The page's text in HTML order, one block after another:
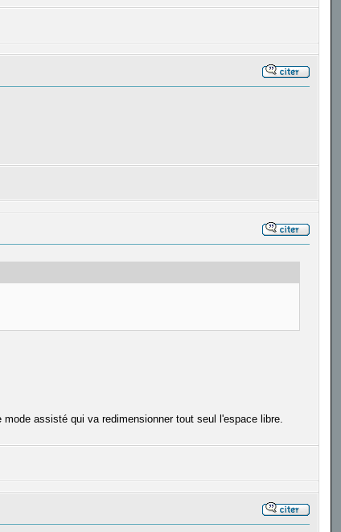
assisté qui va redimensionner tout seul l'espace libre.